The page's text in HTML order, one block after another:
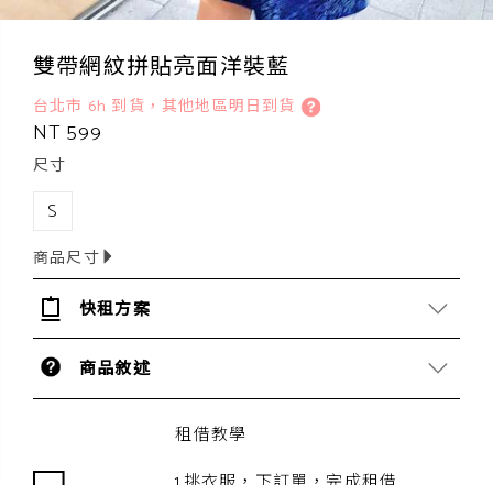
雙帶網紋拼貼亮面洋裝藍
台北市 6h 到貨，其他地區明日到貨
NT 599
尺寸
S
商品尺寸
快租方案
商品敘述
租借教學